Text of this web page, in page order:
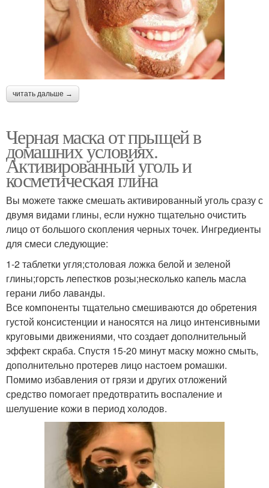
Тканевые маски Гидрогелевая маска
Маска с овсянкой
Маски для проблемного
Маски против жирной
Маски для жирных
волос
Кефирно-лимонная
маска
Хлебная маска
Маска на травяном
отваре
Маска с зеленым луком
читать дальше →
Черная маска от прыщей в
домашних условиях.
Активированный уголь и
косметическая глина
Вы можете также смешать активированный уголь сразу с
двумя видами глины, если нужно тщательно очистить
лицо от большого скопления черных точек. Ингредиенты
для смеси следующие:
1-2 таблетки угля;столовая ложка белой и зеленой
глины;горсть лепестков розы;несколько капель масла
герани либо лаванды.
Все компоненты тщательно смешиваются до обретения
густой консистенции и наносятся на лицо интенсивными
круговыми движениями, что создает дополнительный
эффект скраба. Спустя 15-20 минут маску можно смыть,
дополнительно протерев лицо настоем ромашки.
Помимо избавления от грязи и других отложений
средство помогает предотвратить воспаление и
шелушение кожи в период холодов.